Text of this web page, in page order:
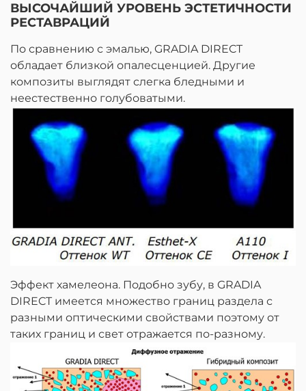
ВЫСОЧАЙШИЙ УРОВЕНЬ ЭСТЕТИЧНОСТИ
РЕСТАВРАЦИЙ
По сравнению с эмалью, GRADIA DIRECT
обладает близкой опалесценцией. Другие
композиты выглядят слегка бледными и
неестественно голубоватыми.
Эффект хамелеона. Подобно зубу, в GRADIA
DIRECT имеется множество границ раздела с
разными оптическими свойствами поэтому от
таких границ и свет отражается по-разному.